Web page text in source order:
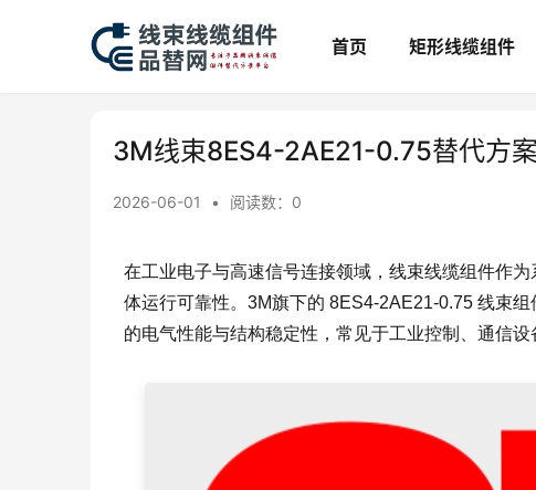
首页 矩形线缆组件
3M线束8ES4-2AE21-0.75替代方
2026-06-01 • 阅读数： 0
在工业电子与高速信号连接领域，线束线缆组件作
体运行可靠性。3M旗下的 8ES4-2AE21-0.75 线束
的电气性能与结构稳定性，常见于工业控制、通信设